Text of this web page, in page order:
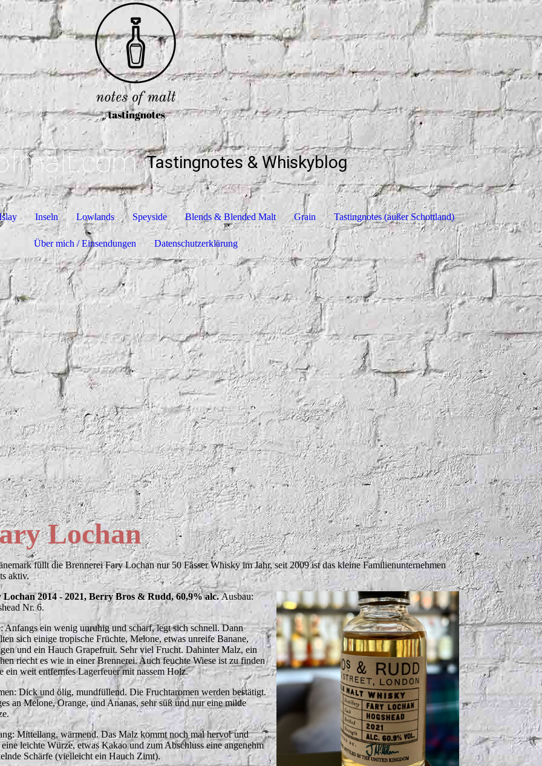
Tastingnotes & Whiskyblog
Inseln Lowlands Speyside Blends & Blended Malt Grain Tastingnotes (außer Schottland)
Über mich / Einsendungen Datenschutzerklärung
Lochan
füllt die Brennerei Fary Lochan nur 50 Fässer Whisky im Jahr, seit 2009 ist das kleine Familienunternehmen
aktiv.
Lochan 2014 - 2021, Berry Bros & Rudd, 60,9% alc.Ausbau:
Nr. 6.
Anfangs ein wenig unruhig und scharf, legt sich schnell. Dann
sich einige tropische Früchte, Melone, etwas unreife Banane,
und ein Hauch Grapefruit. Sehr viel Frucht. Dahinter Malz, ein
riecht es wie in einer Brennerei. Auch feuchte Wiese ist zu finden
ein weit entferntes Lagerfeuer mit nassem Holz.
Dick und ölig, mundfüllend. Die Fruchtaromen werden bestätigt.
an Melone, Orange, und Ananas, sehr süß und nur eine milde
Mittellang, wärmend. Das Malz kommt noch mal hervor und
eine leichte Würze, etwas Kakao und zum Abschluss eine angenehm
Schärfe (vielleicht ein Hauch Zimt).